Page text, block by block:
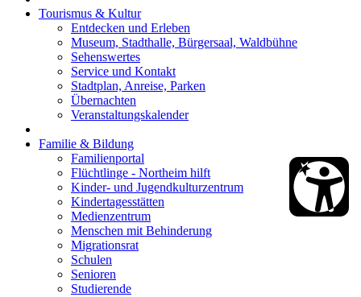
Tourismus & Kultur
Entdecken und Erleben
Museum, Stadthalle, Bürgersaal, Waldbühne
Sehenswertes
Service und Kontakt
Stadtplan, Anreise, Parken
Übernachten
Veranstaltungskalender
Familie & Bildung
Familienportal
Flüchtlinge - Northeim hilft
Kinder- und Jugendkulturzentrum
Kindertagesstätten
Medienzentrum
Menschen mit Behinderung
Migrationsrat
Schulen
Senioren
Studierende